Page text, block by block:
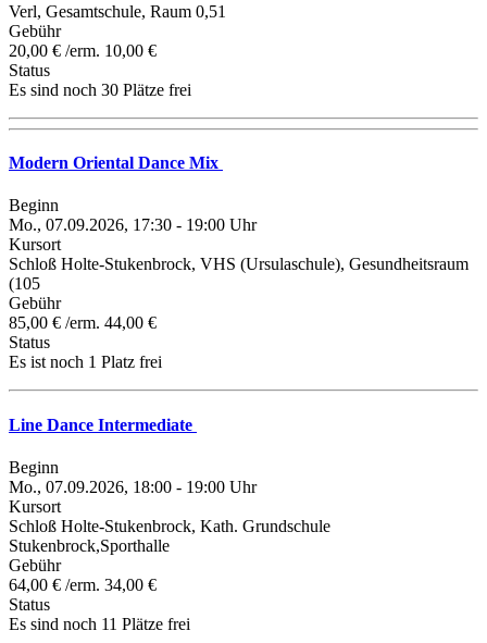
Verl, Gesamtschule, Raum 0,51
Gebühr
20,00 € /erm. 10,00 €
Status
Es sind noch 30 Plätze frei
Modern Oriental Dance Mix
Beginn
Mo., 07.09.2026, 17:30 - 19:00 Uhr
Kursort
Schloß Holte-Stukenbrock, VHS (Ursulaschule), Gesundheitsraum
(105
Gebühr
85,00 € /erm. 44,00 €
Status
Es ist noch 1 Platz frei
Line Dance Intermediate
Beginn
Mo., 07.09.2026, 18:00 - 19:00 Uhr
Kursort
Schloß Holte-Stukenbrock, Kath. Grundschule
Stukenbrock,Sporthalle
Gebühr
64,00 € /erm. 34,00 €
Status
Es sind noch 11 Plätze frei